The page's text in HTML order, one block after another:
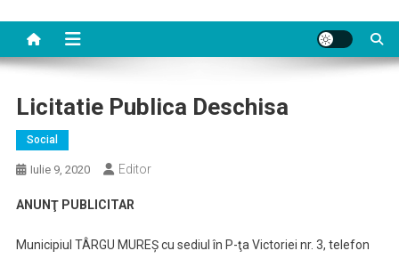
Licitatie Publica Deschisa
Social
Iulie 9, 2020 Editor
ANUNŢ PUBLICITAR
Municipiul TÂRGU MUREŞ cu sediul în P-ţa Victoriei nr. 3, telefon